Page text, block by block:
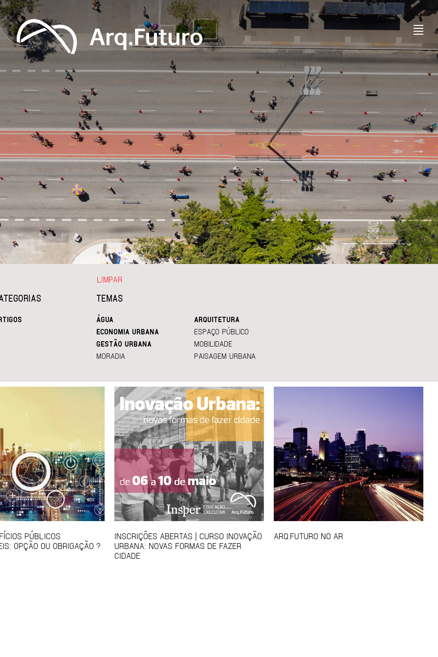
TEMAS
ÁGUA
ARQUITETURA
ECONOMIA URBANA
ESPAÇO PÚBLICO
GESTÃO URBANA
MOBILIDADE
MORADIA
PAISAGEM URBANA
LIMPAR
PÚBLICOS
OPÇÃO OU OBRIGAÇÃO ?
INSCRIÇÕES ABERTAS | CURSO INOVAÇÃO
URBANA: NOVAS FORMAS DE FAZER
CIDADE
ARQ.FUTURO NO AR